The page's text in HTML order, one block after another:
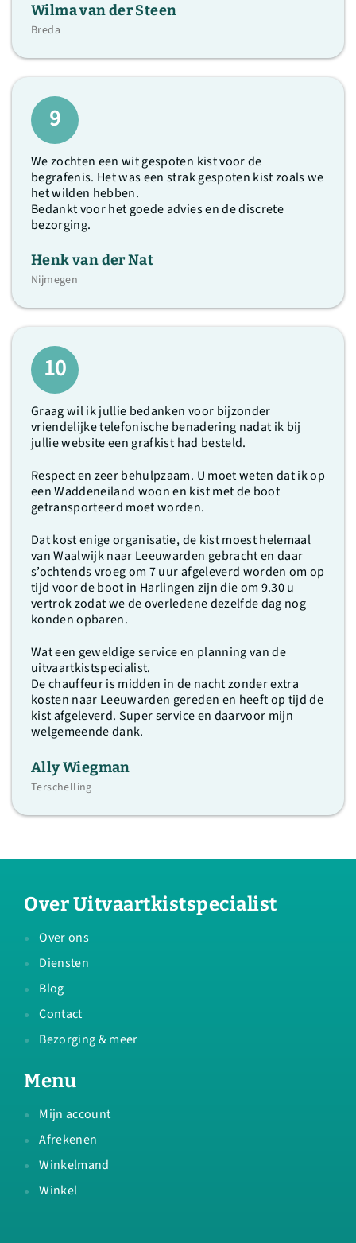
Wilma van der Steen
Breda
9
We zochten een wit gespoten kist voor de
begrafenis. Het was een strak gespoten kist zoals we
het wilden hebben.
Bedankt voor het goede advies en de discrete
bezorging.
Henk van der Nat
Nijmegen
10
Graag wil ik jullie bedanken voor bijzonder
vriendelijke telefonische benadering nadat ik bij
jullie website een grafkist had besteld.
Respect en zeer behulpzaam. U moet weten dat ik op
een Waddeneiland woon en kist met de boot
getransporteerd moet worden.
Dat kost enige organisatie, de kist moest helemaal
van Waalwijk naar Leeuwarden gebracht en daar
s’ochtends vroeg om 7 uur afgeleverd worden om op
tijd voor de boot in Harlingen zijn die om 9.30 u
vertrok zodat we de overledene dezelfde dag nog
konden opbaren.
Wat een geweldige service en planning van de
uitvaartkistspecialist.
De chauffeur is midden in de nacht zonder extra
kosten naar Leeuwarden gereden en heeft op tijd de
kist afgeleverd. Super service en daarvoor mijn
welgemeende dank.
Ally Wiegman
Terschelling
Over Uitvaartkistspecialist
Over ons
Diensten
Blog
Contact
Bezorging & meer
Menu
Mijn account
Afrekenen
Winkelmand
Winkel